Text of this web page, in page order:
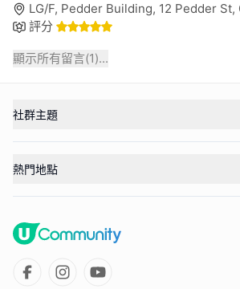
LG/F, Pedder Building, 12 Pedder St,
評分
顯示所有留言(1)...
社群主題
熱門地點